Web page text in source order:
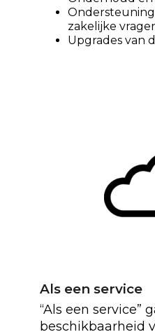
zakelijke
Upgrades van
Als een service
“Als een service”
beschikbaarheid